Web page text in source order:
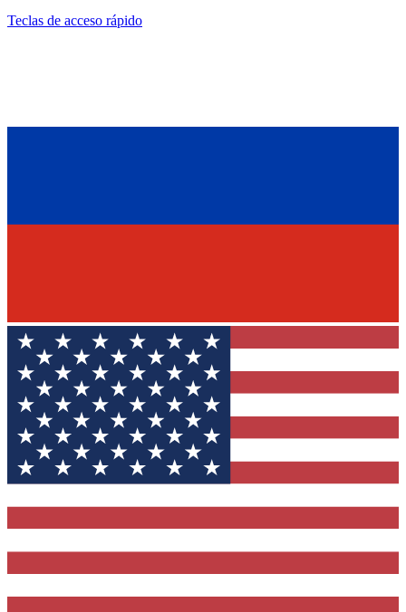
Teclas de acceso rápido